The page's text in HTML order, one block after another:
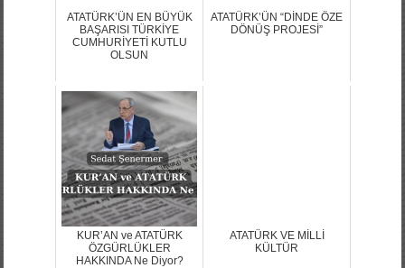
ATATÜRK’ÜN EN BÜYÜK
BAŞARISI TÜRKİYE
CUMHURİYETİ KUTLU
OLSUN
ATATÜRK’ÜN “DİNDE ÖZE
DÖNÜŞ PROJESİ”
KUR’AN ve ATATÜRK
ÖZGÜRLÜKLER
HAKKINDA Ne Diyor?
ATATÜRK VE MİLLİ
KÜLTÜR